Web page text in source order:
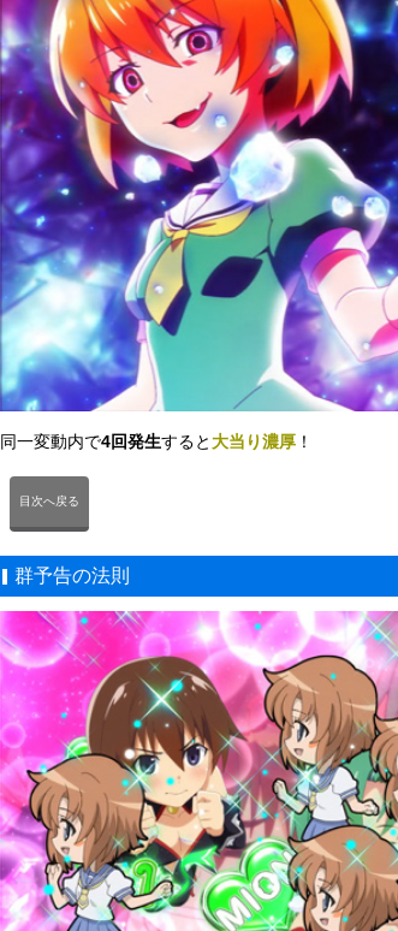
同一変動内で4回発生すると大当り濃厚 ！
目次へ戻る
群予告の法則